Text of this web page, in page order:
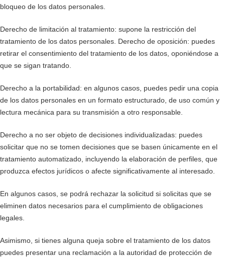
bloqueo de los datos personales.
Derecho de limitación al tratamiento: supone la restricción del
tratamiento de los datos personales. Derecho de oposición: puedes
retirar el consentimiento del tratamiento de los datos, oponiéndose a
que se sigan tratando.
Derecho a la portabilidad: en algunos casos, puedes pedir una copia
de los datos personales en un formato estructurado, de uso común y
lectura mecánica para su transmisión a otro responsable.
Derecho a no ser objeto de decisiones individualizadas: puedes
solicitar que no se tomen decisiones que se basen únicamente en el
tratamiento automatizado, incluyendo la elaboración de perfiles, que
produzca efectos jurídicos o afecte significativamente al interesado.
En algunos casos, se podrá rechazar la solicitud si solicitas que se
eliminen datos necesarios para el cumplimiento de obligaciones
legales.
Asimismo, si tienes alguna queja sobre el tratamiento de los datos
puedes presentar una reclamación a la autoridad de protección de